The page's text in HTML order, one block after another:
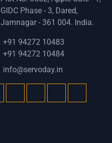
GIDC Phase - 3, Dared,
Jamnagar - 361 004. India.
+91 94272 10483
+91 94272 10484
info@servoday.in